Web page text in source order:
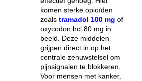
komen sterke opioïden
zoals tramadol 100 mg of
oxycodon hcl 80 mg in
beeld. Deze middelen
grijpen direct in op het
centrale zenuwstelsel om
pijnsignalen te blokkeren.
Voor mensen met kanker,